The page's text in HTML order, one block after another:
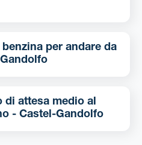
per andare da
di attesa medio al
Milano - Castel-Gandolfo